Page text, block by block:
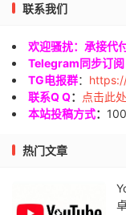
联系我们
欢迎骚扰：承接代
Telegram同步订阅
TG电报群：
联系Q Q：
点击此
本站投稿方式：
热门文章